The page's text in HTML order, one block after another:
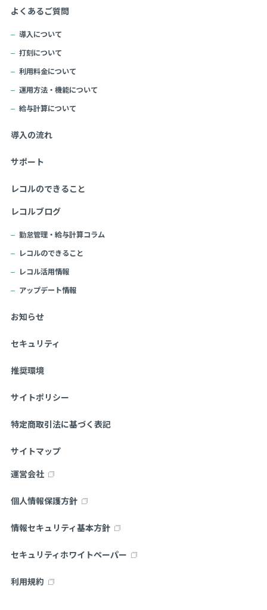
よくあるご質問
導入について
打刻について
利用料金について
運用方法・機能について
給与計算について
導入の流れ
サポート
レコルのできること
レコルブログ
勤怠管理・給与計算コラム
レコルのできること
レコル活用情報
アップデート情報
お知らせ
セキュリティ
推奨環境
サイトポリシー
特定商取引法に基づく表記
サイトマップ
運営会社
個人情報保護方針
情報セキュリティ基本方針
セキュリティホワイトペーパー
利用規約